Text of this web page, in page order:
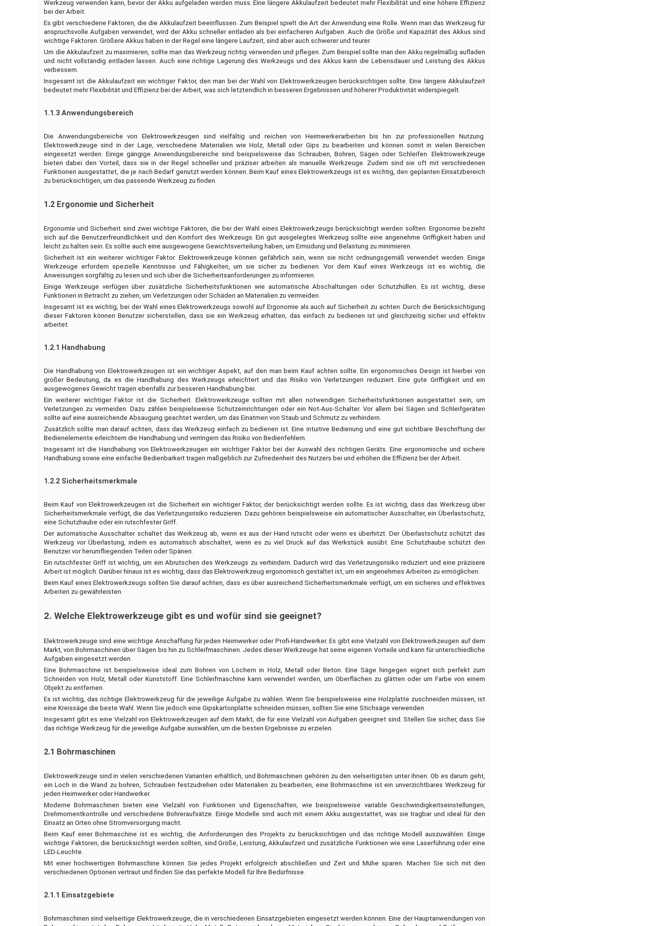
Werkzeug verwenden kann, bevor der Akku aufgeladen werden muss. Eine längere Akkulaufzeit bedeutet mehr Flexibilität und eine höhere Effizienz
bei der Arbeit.
Es gibt verschiedene Faktoren, die die Akkulaufzeit beeinflussen. Zum Beispiel spielt die Art der Anwendung eine Rolle. Wenn man das Werkzeug für
anspruchsvolle Aufgaben verwendet, wird der Akku schneller entladen als bei einfacheren Aufgaben. Auch die Größe und Kapazität des Akkus sind
wichtige Faktoren. Größere Akkus haben in der Regel eine längere Laufzeit, sind aber auch schwerer und teurer.
Um die Akkulaufzeit zu maximieren, sollte man das Werkzeug richtig verwenden und pflegen. Zum Beispiel sollte man den Akku regelmäßig aufladen
und nicht vollständig entladen lassen. Auch eine richtige Lagerung des Werkzeugs und des Akkus kann die Lebensdauer und Leistung des Akkus
verbessern.
Insgesamt ist die Akkulaufzeit ein wichtiger Faktor, den man bei der Wahl von Elektrowerkzeugen berücksichtigen sollte. Eine längere Akkulaufzeit
bedeutet mehr Flexibilität und Effizienz bei der Arbeit, was sich letztendlich in besseren Ergebnissen und höherer Produktivität widerspiegelt.
1.1.3 Anwendungsbereich
Die Anwendungsbereiche von Elektrowerkzeugen sind vielfältig und reichen von Heimwerkerarbeiten bis hin zur professionellen Nutzung.
Elektrowerkzeuge sind in der Lage, verschiedene Materialien wie Holz, Metall oder Gips zu bearbeiten und können somit in vielen Bereichen
eingesetzt werden. Einige gängige Anwendungsbereiche sind beispielsweise das Schrauben, Bohren, Sägen oder Schleifen. Elektrowerkzeuge
bieten dabei den Vorteil, dass sie in der Regel schneller und präziser arbeiten als manuelle Werkzeuge. Zudem sind sie oft mit verschiedenen
Funktionen ausgestattet, die je nach Bedarf genutzt werden können. Beim Kauf eines Elektrowerkzeugs ist es wichtig, den geplanten Einsatzbereich
zu berücksichtigen, um das passende Werkzeug zu finden.
1.2 Ergonomie und Sicherheit
Ergonomie und Sicherheit sind zwei wichtige Faktoren, die bei der Wahl eines Elektrowerkzeugs berücksichtigt werden sollten. Ergonomie bezieht
sich auf die Benutzerfreundlichkeit und den Komfort des Werkzeugs. Ein gut ausgelegtes Werkzeug sollte eine angenehme Griffigkeit haben und
leicht zu halten sein. Es sollte auch eine ausgewogene Gewichtsverteilung haben, um Ermüdung und Belastung zu minimieren.
Sicherheit ist ein weiterer wichtiger Faktor. Elektrowerkzeuge können gefährlich sein, wenn sie nicht ordnungsgemäß verwendet werden. Einige
Werkzeuge erfordern spezielle Kenntnisse und Fähigkeiten, um sie sicher zu bedienen. Vor dem Kauf eines Werkzeugs ist es wichtig, die
Anweisungen sorgfältig zu lesen und sich über die Sicherheitsanforderungen zu informieren.
Einige Werkzeuge verfügen über zusätzliche Sicherheitsfunktionen wie automatische Abschaltungen oder Schutzhüllen. Es ist wichtig, diese
Funktionen in Betracht zu ziehen, um Verletzungen oder Schäden an Materialien zu vermeiden.
Insgesamt ist es wichtig, bei der Wahl eines Elektrowerkzeugs sowohl auf Ergonomie als auch auf Sicherheit zu achten. Durch die Berücksichtigung
dieser Faktoren können Benutzer sicherstellen, dass sie ein Werkzeug erhalten, das einfach zu bedienen ist und gleichzeitig sicher und effektiv
arbeitet.
1.2.1 Handhabung
Die Handhabung von Elektrowerkzeugen ist ein wichtiger Aspekt, auf den man beim Kauf achten sollte. Ein ergonomisches Design ist hierbei von
großer Bedeutung, da es die Handhabung des Werkzeugs erleichtert und das Risiko von Verletzungen reduziert. Eine gute Griffigkeit und ein
ausgewogenes Gewicht tragen ebenfalls zur besseren Handhabung bei.
Ein weiterer wichtiger Faktor ist die Sicherheit. Elektrowerkzeuge sollten mit allen notwendigen Sicherheitsfunktionen ausgestattet sein, um
Verletzungen zu vermeiden. Dazu zählen beispielsweise Schutzeinrichtungen oder ein Not-Aus-Schalter. Vor allem bei Sägen und Schleifgeräten
sollte auf eine ausreichende Absaugung geachtet werden, um das Einatmen von Staub und Schmutz zu verhindern.
Zusätzlich sollte man darauf achten, dass das Werkzeug einfach zu bedienen ist. Eine intuitive Bedienung und eine gut sichtbare Beschriftung der
Bedienelemente erleichtern die Handhabung und verringern das Risiko von Bedienfehlern.
Insgesamt ist die Handhabung von Elektrowerkzeugen ein wichtiger Faktor bei der Auswahl des richtigen Geräts. Eine ergonomische und sichere
Handhabung sowie eine einfache Bedienbarkeit tragen maßgeblich zur Zufriedenheit des Nutzers bei und erhöhen die Effizienz bei der Arbeit.
1.2.2 Sicherheitsmerkmale
Beim Kauf von Elektrowerkzeugen ist die Sicherheit ein wichtiger Faktor, der berücksichtigt werden sollte. Es ist wichtig, dass das Werkzeug über
Sicherheitsmerkmale verfügt, die das Verletzungsrisiko reduzieren. Dazu gehören beispielsweise ein automatischer Ausschalter, ein Überlastschutz,
eine Schutzhaube oder ein rutschfester Griff.
Der automatische Ausschalter schaltet das Werkzeug ab, wenn es aus der Hand rutscht oder wenn es überhitzt. Der Überlastschutz schützt das
Werkzeug vor Überlastung, indem es automatisch abschaltet, wenn es zu viel Druck auf das Werkstück ausübt. Eine Schutzhaube schützt den
Benutzer vor herumfliegenden Teilen oder Spänen.
Ein rutschfester Griff ist wichtig, um ein Abrutschen des Werkzeugs zu verhindern. Dadurch wird das Verletzungsrisiko reduziert und eine präzisere
Arbeit ist möglich. Darüber hinaus ist es wichtig, dass das Elektrowerkzeug ergonomisch gestaltet ist, um ein angenehmes Arbeiten zu ermöglichen.
Beim Kauf eines Elektrowerkzeugs sollten Sie darauf achten, dass es über ausreichend Sicherheitsmerkmale verfügt, um ein sicheres und effektives
Arbeiten zu gewährleisten.
2. Welche Elektrowerkzeuge gibt es und wofür sind sie geeignet?
Elektrowerkzeuge sind eine wichtige Anschaffung für jeden Heimwerker oder Profi-Handwerker. Es gibt eine Vielzahl von Elektrowerkzeugen auf dem
Markt, von Bohrmaschinen über Sägen bis hin zu Schleifmaschinen. Jedes dieser Werkzeuge hat seine eigenen Vorteile und kann für unterschiedliche
Aufgaben eingesetzt werden.
Eine Bohrmaschine ist beispielsweise ideal zum Bohren von Löchern in Holz, Metall oder Beton. Eine Säge hingegen eignet sich perfekt zum
Schneiden von Holz, Metall oder Kunststoff. Eine Schleifmaschine kann verwendet werden, um Oberflächen zu glätten oder um Farbe von einem
Objekt zu entfernen.
Es ist wichtig, das richtige Elektrowerkzeug für die jeweilige Aufgabe zu wählen. Wenn Sie beispielsweise eine Holzplatte zuschneiden müssen, ist
eine Kreissäge die beste Wahl. Wenn Sie jedoch eine Gipskartonplatte schneiden müssen, sollten Sie eine Stichsäge verwenden.
Insgesamt gibt es eine Vielzahl von Elektrowerkzeugen auf dem Markt, die für eine Vielzahl von Aufgaben geeignet sind. Stellen Sie sicher, dass Sie
das richtige Werkzeug für die jeweilige Aufgabe auswählen, um die besten Ergebnisse zu erzielen.
2.1 Bohrmaschinen
Elektrowerkzeuge sind in vielen verschiedenen Varianten erhältlich, und Bohrmaschinen gehören zu den vielseitigsten unter ihnen. Ob es darum geht,
ein Loch in die Wand zu bohren, Schrauben festzudrehen oder Materialien zu bearbeiten, eine Bohrmaschine ist ein unverzichtbares Werkzeug für
jeden Heimwerker oder Handwerker.
Moderne Bohrmaschinen bieten eine Vielzahl von Funktionen und Eigenschaften, wie beispielsweise variable Geschwindigkeitseinstellungen,
Drehmomentkontrolle und verschiedene Bohreraufsätze. Einige Modelle sind auch mit einem Akku ausgestattet, was sie tragbar und ideal für den
Einsatz an Orten ohne Stromversorgung macht.
Beim Kauf einer Bohrmaschine ist es wichtig, die Anforderungen des Projekts zu berücksichtigen und das richtige Modell auszuwählen. Einige
wichtige Faktoren, die berücksichtigt werden sollten, sind Größe, Leistung, Akkulaufzeit und zusätzliche Funktionen wie eine Laserführung oder eine
LED-Leuchte.
Mit einer hochwertigen Bohrmaschine können Sie jedes Projekt erfolgreich abschließen und Zeit und Mühe sparen. Machen Sie sich mit den
verschiedenen Optionen vertraut und finden Sie das perfekte Modell für Ihre Bedürfnisse.
2.1.1 Einsatzgebiete
Bohrmaschinen sind vielseitige Elektrowerkzeuge, die in verschiedenen Einsatzgebieten eingesetzt werden können. Eine der Hauptanwendungen von